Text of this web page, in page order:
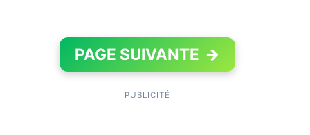
PAGE SUIVANTE →
PUBLICITÉ